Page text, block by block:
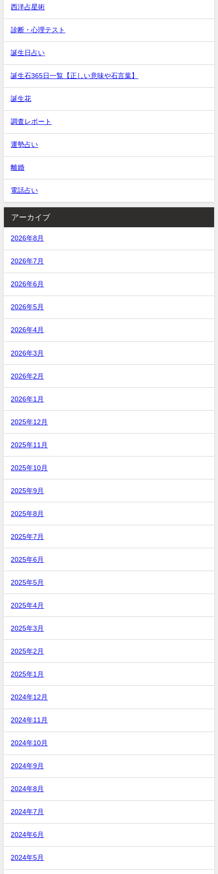
西洋占星術
診断・心理テスト
誕生日占い
誕生石365日一覧【正しい意味や石言葉】
誕生花
調査レポート
運勢占い
離婚
電話占い
アーカイブ
2026年8月
2026年7月
2026年6月
2026年5月
2026年4月
2026年3月
2026年2月
2026年1月
2025年12月
2025年11月
2025年10月
2025年9月
2025年8月
2025年7月
2025年6月
2025年5月
2025年4月
2025年3月
2025年2月
2025年1月
2024年12月
2024年11月
2024年10月
2024年9月
2024年8月
2024年7月
2024年6月
2024年5月